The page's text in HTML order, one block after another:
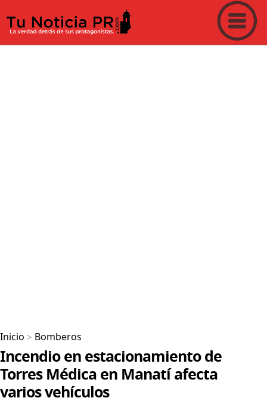
Inicio > Bomberos
Incendio en estacionamiento de
Torres Médica en Manatí afecta
varios vehículos